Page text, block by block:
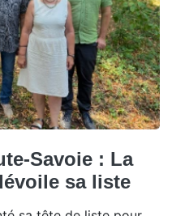
Savoie : La
sa liste